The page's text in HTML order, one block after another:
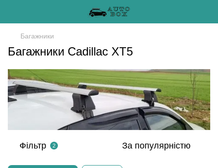
Багажники
Багажники Cadillac XT5
Фільтр 2 За популярністю